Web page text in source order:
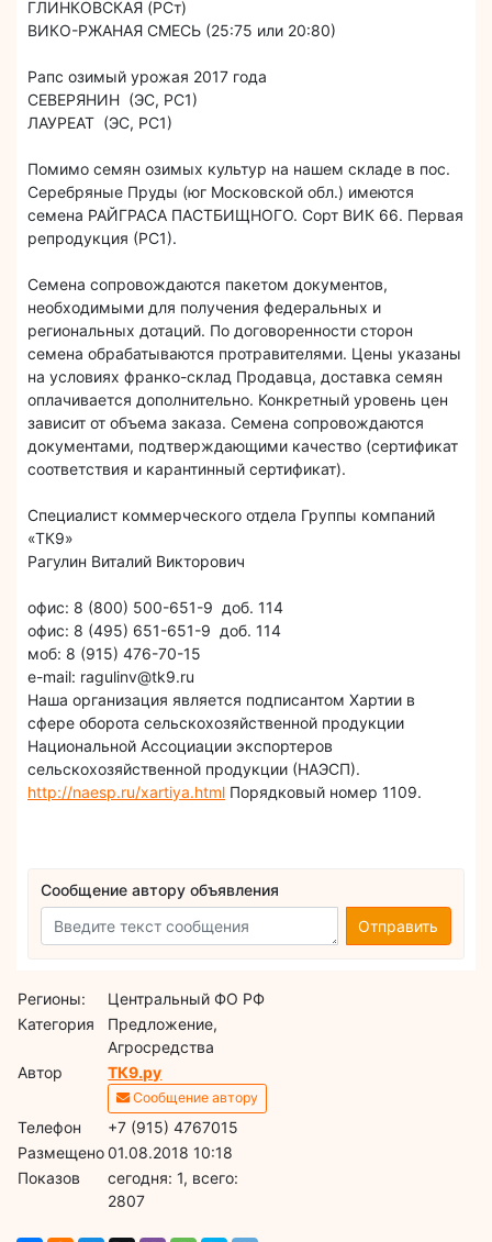
ГЛИНКОВСКАЯ (РСт)
ВИКО-РЖАНАЯ СМЕСЬ (25:75 или 20:80)
Рапс озимый урожая 2017 года
СЕВЕРЯНИН (ЭС, РС1)
ЛАУРЕАТ (ЭС, РС1)
Помимо семян озимых культур на нашем складе в пос.
Серебряные Пруды (юг Московской обл.) имеются
семена РАЙГРАСА ПАСТБИЩНОГО. Сорт ВИК 66. Первая
репродукция (РС1).
Семена сопровождаются пакетом документов,
необходимыми для получения федеральных и
региональных дотаций. По договоренности сторон
семена обрабатываются протравителями. Цены указаны
на условиях франко-склад Продавца, доставка семян
оплачивается дополнительно. Конкретный уровень цен
зависит от объема заказа. Семена сопровождаются
документами, подтверждающими качество (сертификат
соответствия и карантинный сертификат).
Специалист коммерческого отдела Группы компаний
«ТК9»
Рагулин Виталий Викторович
офис: 8 (800) 500-651-9 доб. 114
офис: 8 (495) 651-651-9 доб. 114
моб: 8 (915) 476-70-15
е-mail: ragulinv@tk9.ru
Наша организация является подписантом Хартии в
сфере оборота сельскохозяйственной продукции
Национальной Ассоциации экспортеров
сельскохозяйственной продукции (НАЭСП).
http://naesp.ru/xartiya.html Порядковый номер 1109.
Сообщение автору объявления
Отправить
Регионы:
Центральный ФО РФ
Категория
Предложение,
Агросредства
Автор
ТК9.ру
Сообщение автору
Телефон
+7 (915) 4767015
Размещено01.08.2018 10:18
Показов
cегодня: 1, всего:
2807